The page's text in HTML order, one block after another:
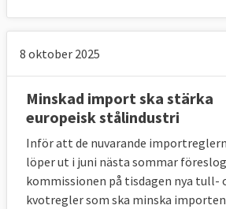
8 oktober 2025
Minskad import ska stärka
europeisk stålindustri
Inför att de nuvarande
löper ut i juni nästa sommar
kommissionen på tisdagen nya tull-
kvotregler som ska minska